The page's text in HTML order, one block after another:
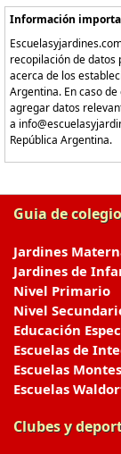
Información
recopilación de
acerca de los
Argentina. En caso
agregar datos
a
República Argentina.
Guia de
Jardines
Jardines de
Nivel Primario
Nivel
Educación
Escuelas de
Escuelas
Escuelas
Clubes y